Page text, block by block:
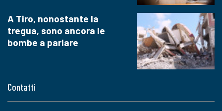
Contatti
A Tiro, nonostante la
tregua, sono ancora le
bombe a parlare